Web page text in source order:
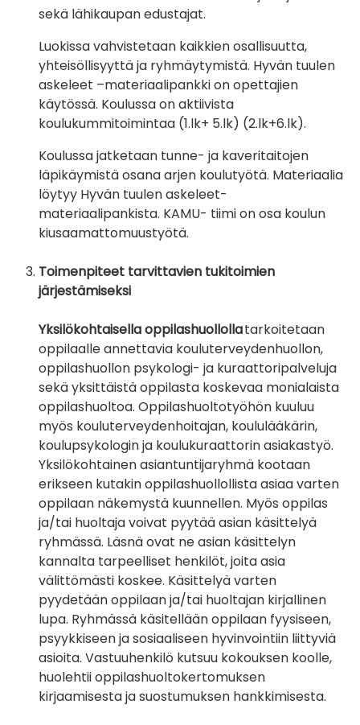
sekä lähikaupan edustajat.
Luokissa vahvistetaan kaikkien osallisuutta,
yhteisöllisyyttä ja ryhmäytymistä. Hyvän tuulen
askeleet –materiaalipankki on opettajien
käytössä. Koulussa on aktiivista
koulukummitoimintaa (1.lk+ 5.lk) (2.lk+6.lk).
Koulussajatketaan tunne- ja kaveritaitojen
läpikäymistä osana arjen koulutyötä. Materiaalia
löytyy Hyvän tuulen askeleet-
materiaalipankista. KAMU- tiimi on osa koulun
kiusaamattomuustyötä.
Toimenpiteet tarvittavien tukitoimien
järjestämiseksi
Yksilökohtaisella oppilashuollollatarkoitetaan
oppilaalle annettavia kouluterveydenhuollon,
oppilashuollon psykologi- ja kuraattoripalveluja
sekä yksittäistä oppilasta koskevaa monialaista
oppilashuoltoa. Oppilashuoltotyöhön kuuluu
myös kouluterveydenhoitajan, koululääkärin,
koulupsykologin ja koulukuraattorin asiakastyö.
Yksilökohtainen asiantuntijaryhmä kootaan
erikseen kutakin oppilashuollollista asiaa varten
oppilaan näkemystä kuunnellen. Myös oppilas
ja/tai huoltaja voivat pyytää asian käsittelyä
ryhmässä. Läsnä ovat ne asian käsittelyn
kannalta tarpeelliset henkilöt, joita asia
välittömästi koskee. Käsittelyä varten
pyydetään oppilaan ja/tai huoltajan kirjallinen
lupa. Ryhmässä käsitellään oppilaan fyysiseen,
psyykkiseen ja sosiaaliseen hyvinvointiin liittyviä
asioita. Vastuuhenkilö kutsuu kokouksen koolle,
huolehtii oppilashuoltokertomuksen
kirjaamisesta ja suostumuksen hankkimisesta.